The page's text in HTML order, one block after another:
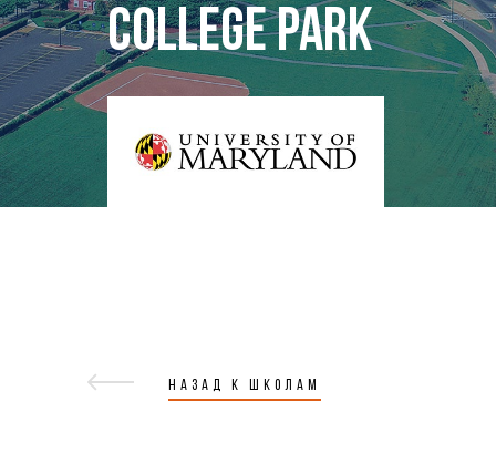
College Park
НАЗАД К ШКОЛАМ